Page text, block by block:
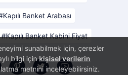
sunabilmek için, çerezler
bilgi içinkişisel verilerin
metnini inceleyebilirsiniz.
Kapılı Banket Arabası
Kapılı Banket Kabini Fiyat